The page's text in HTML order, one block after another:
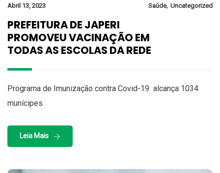
Abril 13, 2023 Saúde, Uncategorized
PREFEITURA DE JAPERI
PROMOVEU VACINAÇÃO EM
TODAS AS ESCOLAS DA REDE
Programa de Imunização contra Covid-19 alcança 1034
munícipes
Leia Mais